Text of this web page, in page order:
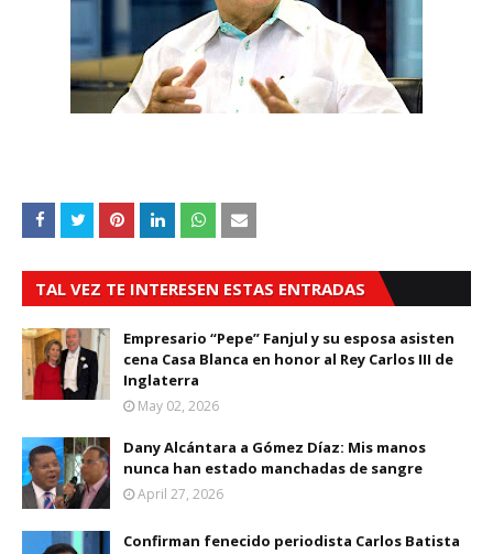
TAL VEZ TE INTERESEN ESTAS ENTRADAS
Empresario “Pepe” Fanjul y su esposa asisten
cena Casa Blanca en honor al Rey Carlos III de
Inglaterra
May 02, 2026
Dany Alcántara a Gómez Díaz: Mis manos
nunca han estado manchadas de sangre
April 27, 2026
Confirman fenecido periodista Carlos Batista